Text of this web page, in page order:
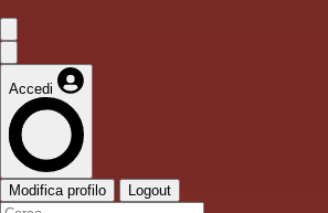
Accedi
Modifica profilo Logout